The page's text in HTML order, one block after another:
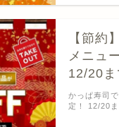
【節約
メニュ
12/20ま
かっぱ寿司
定！ 12/20